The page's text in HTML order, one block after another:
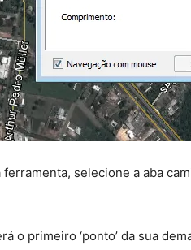
ferramenta, selecione a aba
o primeiro ‘ponto’ da sua